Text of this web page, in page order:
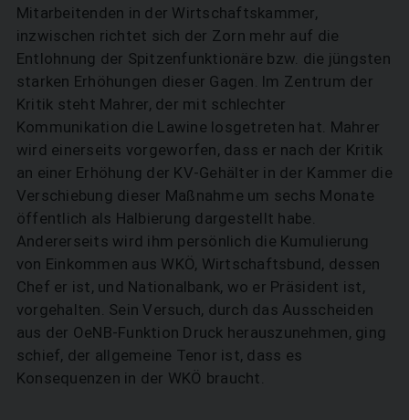
Mitarbeitenden in der Wirtschaftskammer,
inzwischen richtet sich der Zorn mehr auf die
Entlohnung der Spitzenfunktionäre bzw. die jüngsten
starken Erhöhungen dieser Gagen. Im Zentrum der
Kritik steht Mahrer, der mit schlechter
Kommunikation die Lawine losgetreten hat. Mahrer
wird einerseits vorgeworfen, dass er nach der Kritik
an einer Erhöhung der KV-Gehälter in der Kammer die
Verschiebung dieser Maßnahme um sechs Monate
öffentlich als Halbierung dargestellt habe.
Andererseits wird ihm persönlich die Kumulierung
von Einkommen aus WKÖ, Wirtschaftsbund, dessen
Chef er ist, und Nationalbank, wo er Präsident ist,
vorgehalten. Sein Versuch, durch das Ausscheiden
aus der OeNB-Funktion Druck herauszunehmen, ging
schief, der allgemeine Tenor ist, dass es
Konsequenzen in der WKÖ braucht.